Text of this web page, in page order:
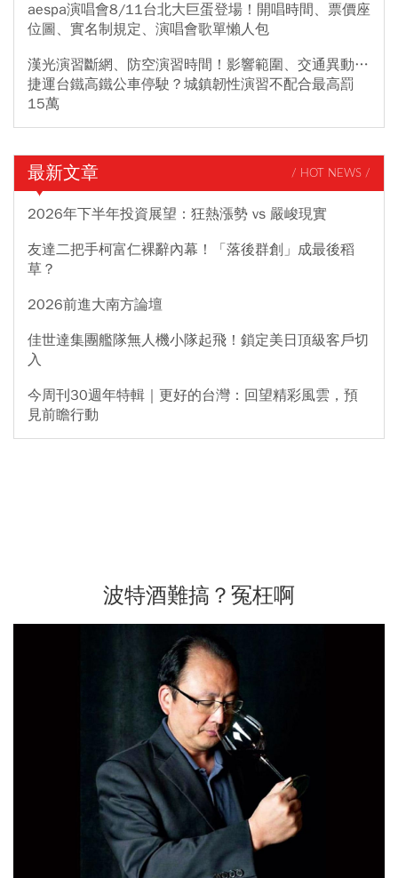
aespa演唱會8/11台北大巨蛋登場！開唱時間、票價座
位圖、實名制規定、演唱會歌單懶人包
漢光演習斷網、防空演習時間！影響範圍、交通異動…
捷運台鐵高鐵公車停駛？城鎮韌性演習不配合最高罰
15萬
最新文章 / HOT NEWS /
2026年下半年投資展望：狂熱漲勢 vs 嚴峻現實
友達二把手柯富仁裸辭內幕！「落後群創」成最後稻
草？
2026前進大南方論壇
佳世達集團艦隊無人機小隊起飛！鎖定美日頂級客戶切
入
今周刊30週年特輯｜更好的台灣：回望精彩風雲，預
見前瞻行動
波特酒難搞？冤枉啊